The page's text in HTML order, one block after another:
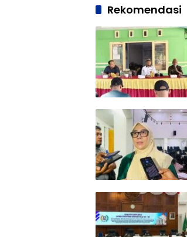
Rekomendasi